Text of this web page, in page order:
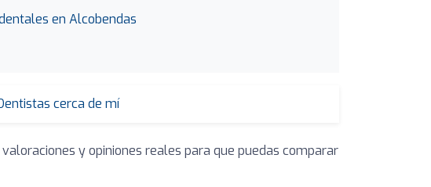
en Alcobendas
cerca de mí
y opiniones reales para que puedas comparar